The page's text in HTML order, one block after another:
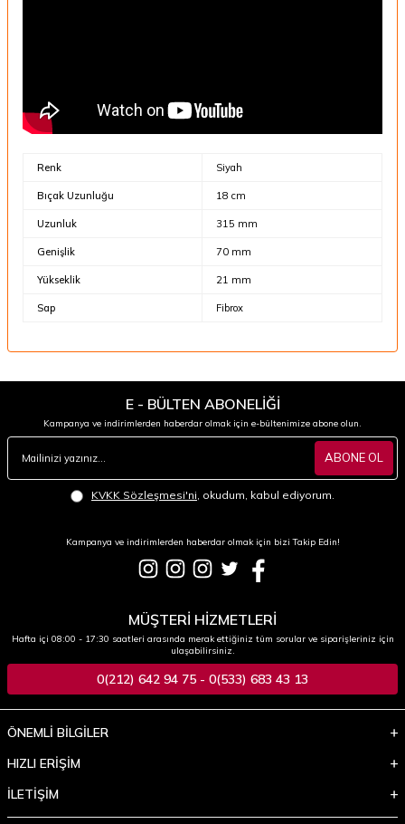
Renk Siyah
Bıçak Uzunluğu 18 cm
Uzunluk 315 mm
Genişlik 70 mm
Yükseklik 21 mm
Sap Fibrox
E - BÜLTEN ABONELİĞİ
Kampanya ve indirimlerden haberdar olmak için e-bültenimize abone olun.
ABONE OL
KVKK Sözleşmesi'ni , okudum, kabul ediyorum.
Kampanya ve indirimlerden haberdar olmak için bizi Takip Edin!
MÜŞTERİ HİZMETLERİ
Hafta içi 08:00 - 17:30 saatleri arasında merak ettiğiniz tüm sorular ve siparişleriniz için
ulaşabilirsiniz.
0(212) 642 94 75 - 0(533) 683 43 13
ÖNEMLİ BİLGİLER
HIZLI ERİŞİM
İLETİŞİM